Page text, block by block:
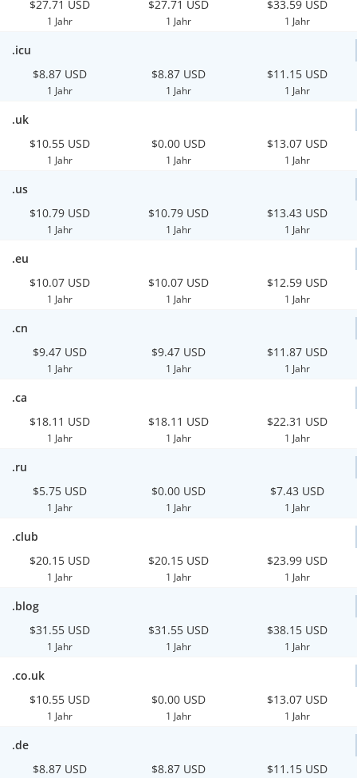
$27.71 USD
1 Jahr
$27.71 USD
1 Jahr
$33.59 USD
1 Jahr
.icu
$8.87 USD
1 Jahr
$8.87 USD
1 Jahr
$11.15 USD
1 Jahr
.uk
$10.55 USD
1 Jahr
$0.00 USD
1 Jahr
$13.07 USD
1 Jahr
.us
$10.79 USD
1 Jahr
$10.79 USD
1 Jahr
$13.43 USD
1 Jahr
.eu
$10.07 USD
1 Jahr
$10.07 USD
1 Jahr
$12.59 USD
1 Jahr
.cn
$9.47 USD
1 Jahr
$9.47 USD
1 Jahr
$11.87 USD
1 Jahr
.ca
$18.11 USD
1 Jahr
$18.11 USD
1 Jahr
$22.31 USD
1 Jahr
.ru
$5.75 USD
1 Jahr
$0.00 USD
1 Jahr
$7.43 USD
1 Jahr
.club
$20.15 USD
1 Jahr
$20.15 USD
1 Jahr
$23.99 USD
1 Jahr
.blog
$31.55 USD
1 Jahr
$31.55 USD
1 Jahr
$38.15 USD
1 Jahr
.co.uk
$10.55 USD
1 Jahr
$0.00 USD
1 Jahr
$13.07 USD
1 Jahr
.de
$8.87 USD
$8.87 USD $11.15 USD